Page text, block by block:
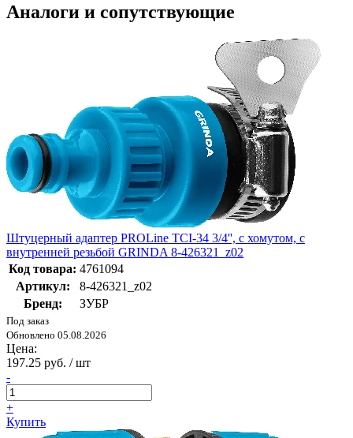
Аналоги и сопутствующие
Штуцерный адаптер PROLine TСI-34 3/4'', с хомутом, с
внутренней резьбой GRINDA 8-426321_z02
Код товара: 4761094
Артикул:
8-426321_z02
Бренд:
ЗУБР
Под заказ
Обновлено 05.08.2026
Цена:
197.25 руб. / шт
-
+
Купить